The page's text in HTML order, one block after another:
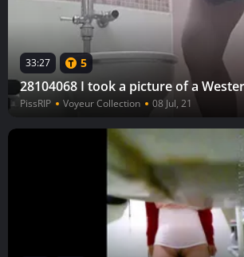
33:27 5
PissRIP Voyeur Collection 08 Jul, 21